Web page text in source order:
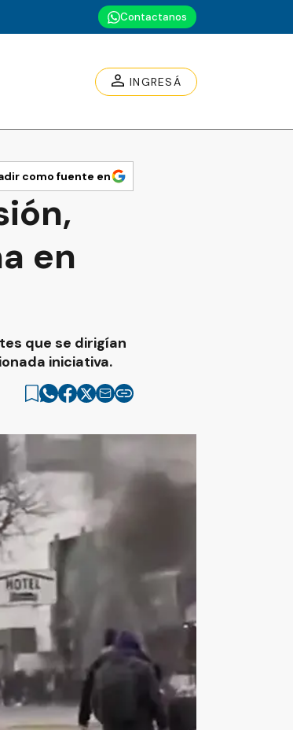
Contactanos
INGRESÁ
como fuente en
en
que se dirigían
iniciativa.